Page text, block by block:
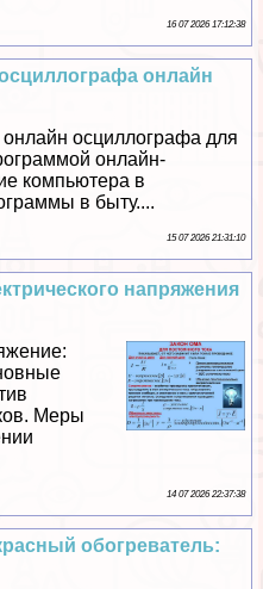
16 07 2026 17:12:38
онлайн
осциллографа для
онлайн-
компьютера в
в быту....
15 07 2026 21:31:10
напряжения
Меры
14 07 2026 22:37:38
обогреватель: